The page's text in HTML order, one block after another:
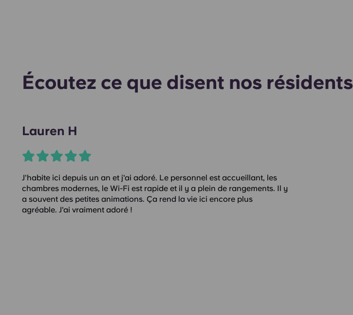
Écoutez ce que disent nos résidents
Lauren H
J'habite ici depuis un an et j'ai adoré. Le personnel est accueillant, les
chambres modernes, le Wi-Fi est rapide et il y a plein de rangements. Il y
a souvent des petites animations. Ça rend la vie ici encore plus
agréable. J'ai vraiment adoré !